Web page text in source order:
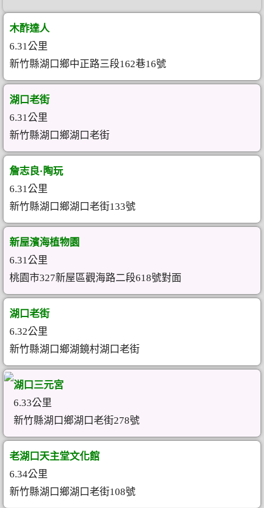
木酢達人
6.31公里
新竹縣湖口鄉中正路三段162巷16號
湖口老街
6.31公里
新竹縣湖口鄉湖口老街
詹志良·陶玩
6.31公里
新竹縣湖口鄉湖口老街133號
新屋濱海植物園
6.31公里
桃園市327新屋區觀海路二段618號對面
湖口老街
6.32公里
新竹縣湖口鄉湖鏡村湖口老街
湖口三元宮
6.33公里
新竹縣湖口鄉湖口老街278號
老湖口天主堂文化館
6.34公里
新竹縣湖口鄉湖口老街108號